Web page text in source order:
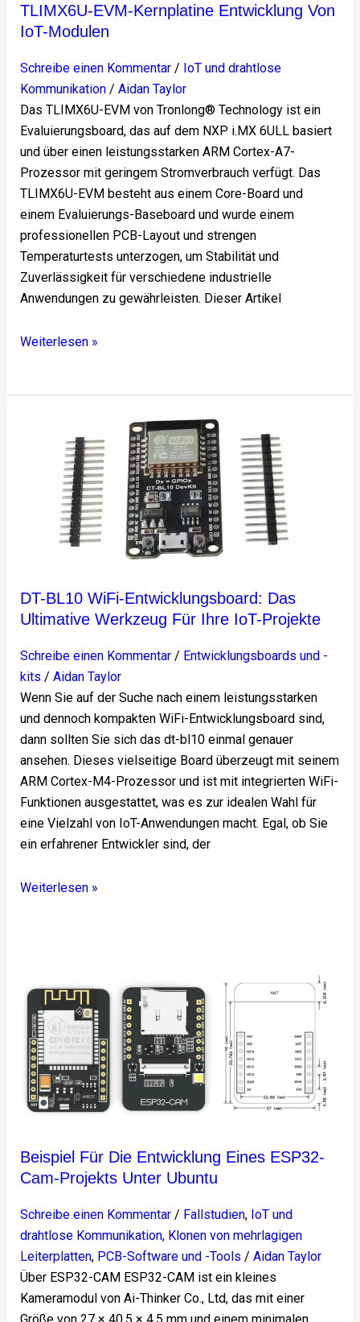
TLIMX6U-EVM-Kernplatine Entwicklung Von
IoT-Modulen
Schreibe einen Kommentar / IoT und drahtlose
Kommunikation/ Aidan Taylor
Das TLIMX6U-EVM von Tronlong® Technology ist ein
Evaluierungsboard, das auf dem NXP i.MX 6ULL basiert
und über einen leistungsstarken ARM Cortex-A7-
Prozessor mit geringem Stromverbrauch verfügt. Das
TLIMX6U-EVM besteht aus einem Core-Board und
einem Evaluierungs-Baseboard und wurde einem
professionellen PCB-Layout und strengen
Temperaturtests unterzogen, um Stabilität und
Zuverlässigkeit für verschiedene industrielle
Anwendungen zu gewährleisten. Dieser Artikel
Weiterlesen »
DT-BL10 WiFi-Entwicklungsboard: Das
Ultimative Werkzeug Für Ihre IoT-Projekte
Schreibe einen Kommentar / Entwicklungsboards und -
kits / Aidan Taylor
Wenn Sie auf der Suche nach einem leistungsstarken
und dennoch kompakten WiFi-Entwicklungsboard sind,
dann sollten Sie sich das dt-bl10 einmal genauer
ansehen. Dieses vielseitige Board überzeugt mit seinem
ARM Cortex-M4-Prozessor und ist mit integrierten WiFi-
Funktionen ausgestattet, was es zur idealen Wahl für
eine Vielzahl von IoT-Anwendungen macht. Egal, ob Sie
ein erfahrener Entwickler sind, der
Entwicklungsboard:
ultimative
Werkzeug
Ihre
IoT-
Weiterlesen »
Beispiel Für Die Entwicklung Eines ESP32-
Cam-Projekts Unter Ubuntu
Schreibe einen Kommentar / Fallstudien, IoT und
drahtlose Kommunikation, Klonen von mehrlagigen
Leiterplatten, PCB-Software und -Tools / Aidan Taylor
Über ESP32-CAM ESP32-CAM ist ein kleines
Kameramodul von Ai-Thinker Co., Ltd, das mit einer
Größe von 27 × 40,5 × 4,5 mm und einem minimalen
für
die
Entwicklung
eines
ESP32-
Cam-
Projekts
Ubuntu